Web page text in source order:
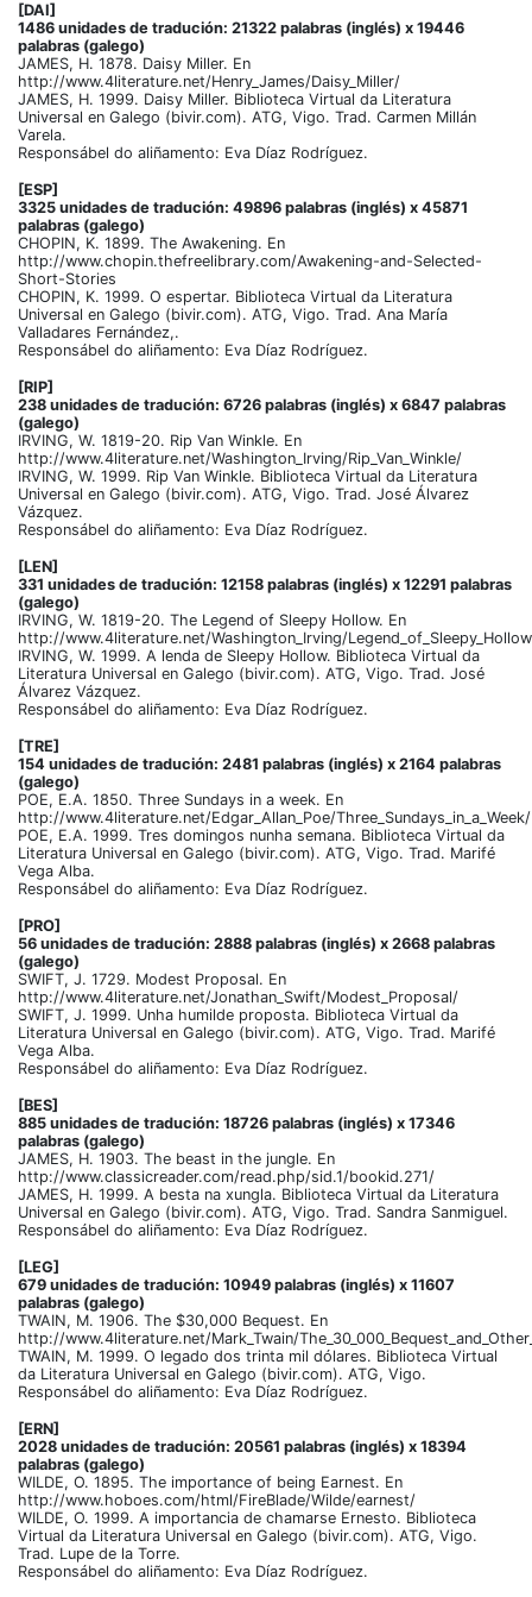
[DAI]
1486 unidades de tradución: 21322 palabras (inglés) x 19446
palabras (galego)
JAMES, H. 1878. Daisy Miller. En
http://www.4literature.net/Henry_James/Daisy_Miller/
JAMES, H. 1999. Daisy Miller. Biblioteca Virtual da Literatura
Universal en Galego (bivir.com). ATG, Vigo. Trad. Carmen Millán
Varela.
Responsábel do aliñamento: Eva Díaz Rodríguez.
[ESP]
3325 unidades de tradución: 49896 palabras (inglés) x 45871
palabras (galego)
CHOPIN, K. 1899. The Awakening. En
http://www.chopin.thefreelibrary.com/Awakening-and-Selected-
Short-Stories
CHOPIN, K. 1999. O espertar. Biblioteca Virtual da Literatura
Universal en Galego (bivir.com). ATG, Vigo. Trad. Ana María
Valladares Fernández,.
Responsábel do aliñamento: Eva Díaz Rodríguez.
[RIP]
238 unidades de tradución: 6726 palabras (inglés) x 6847 palabras
(galego)
IRVING, W. 1819-20. Rip Van Winkle. En
http://www.4literature.net/Washington_Irving/Rip_Van_Winkle/
IRVING, W. 1999. Rip Van Winkle. Biblioteca Virtual da Literatura
Universal en Galego (bivir.com). ATG, Vigo. Trad. José Álvarez
Vázquez.
Responsábel do aliñamento: Eva Díaz Rodríguez.
[LEN]
331 unidades de tradución: 12158 palabras (inglés) x 12291 palabras
(galego)
IRVING, W. 1819-20. The Legend of Sleepy Hollow. En
http://www.4literature.net/Washington_Irving/
IRVING, W. 1999. A lenda de Sleepy Hollow. Biblioteca Virtual da
Literatura Universal en Galego (bivir.com). ATG, Vigo. Trad. José
Álvarez Vázquez.
Responsábel do aliñamento: Eva Díaz Rodríguez.
[TRE]
154 unidades de tradución: 2481 palabras (inglés) x 2164 palabras
(galego)
POE, E.A. 1850. Three Sundays in a week. En
http://www.4literature.net/Edgar_Allan_Poe/Three_Sundays_in_a_Week/
POE, E.A. 1999. Tres domingos nunha semana. Biblioteca Virtual da
Literatura Universal en Galego (bivir.com). ATG, Vigo. Trad. Marifé
Vega Alba.
Responsábel do aliñamento: Eva Díaz Rodríguez.
[PRO]
56 unidades de tradución: 2888 palabras (inglés) x 2668 palabras
(galego)
SWIFT, J. 1729. Modest Proposal. En
http://www.4literature.net/Jonathan_Swift/Modest_Proposal/
SWIFT, J. 1999. Unha humilde proposta. Biblioteca Virtual da
Literatura Universal en Galego (bivir.com). ATG, Vigo. Trad. Marifé
Vega Alba.
Responsábel do aliñamento: Eva Díaz Rodríguez.
[BES]
885 unidades de tradución: 18726 palabras (inglés) x 17346
palabras (galego)
JAMES, H. 1903. The beast in the jungle. En
http://www.classicreader.com/read.php/sid.1/bookid.271/
JAMES, H. 1999. A besta na xungla. Biblioteca Virtual da Literatura
Universal en Galego (bivir.com). ATG, Vigo. Trad. Sandra Sanmiguel.
Responsábel do aliñamento: Eva Díaz Rodríguez.
[LEG]
679 unidades de tradución: 10949 palabras (inglés) x 11607
palabras (galego)
TWAIN, M. 1906. The $30,000 Bequest. En
http://www.4literature.net/Mark_Twain/
TWAIN, M. 1999. O legado dos trinta mil dólares. Biblioteca Virtual
da Literatura Universal en Galego (bivir.com). ATG, Vigo.
Responsábel do aliñamento: Eva Díaz Rodríguez.
[ERN]
2028 unidades de tradución: 20561 palabras (inglés) x 18394
palabras (galego)
WILDE, O. 1895. The importance of being Earnest. En
http://www.hoboes.com/html/FireBlade/Wilde/earnest/
WILDE, O. 1999. A importancia de chamarse Ernesto. Biblioteca
Virtual da Literatura Universal en Galego (bivir.com). ATG, Vigo.
Trad. Lupe de la Torre.
Responsábel do aliñamento: Eva Díaz Rodríguez.